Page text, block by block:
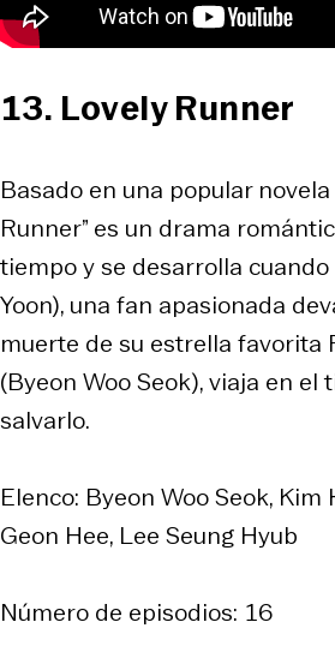
13. Lovely Runner
Basado en una popular novela
Runner” es un drama
tiempo y se desarrolla cuando
Yoon), una fan apasionada
muerte de su estrella favorita
(Byeon Woo Seok), viaja en el
salvarlo.
Elenco: Byeon Woo Seok, Kim
Geon Hee, Lee Seung Hyub
Número de episodios: 16